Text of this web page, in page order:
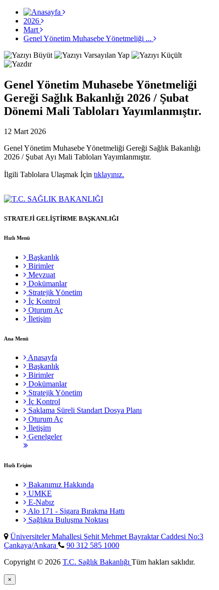
2026
Mart
Genel Yönetim Muhasebe Yönetmeliği ...
Genel Yönetim Muhasebe Yönetmeliği
Gereği Sağlık Bakanlığı 2026 / Şubat
Dönemi Mali Tabloları Yayımlanmıştır.
12 Mart 2026
Genel Yönetim Muhasebe Yönetmeliği Gereği Sağlık Bakanlığı
2026 / Şubat Ayı Mali Tabloları Yayımlanmıştır.
İlgili Tablolara Ulaşmak İçin tıklayınız.
STRATEJİ GELİŞTİRME BAŞKANLIĞI
Hızlı Menü
Başkanlık
Birimler
Mevzuat
Dokümanlar
Stratejik Yönetim
İç Kontrol
Oturum Aç
İletişim
Ana Menü
Anasayfa
Başkanlık
Birimler
Dokümanlar
Stratejik Yönetim
İç Kontrol
Saklama Süreli Standart Dosya Planı
Oturum Aç
İletişim
Genelgeler
Hızlı Erişim
Bakanımız Hakkında
UMKE
E-Nabız
Alo 171 - Sigara Bırakma Hattı
Sağlıkta Buluşma Noktası
Üniversiteler Mahallesi Şehit Mehmet Bayraktar Caddesi No:3
Çankaya/Ankara
90 312 585 1000
Copyright © 2026 T.C. Sağlık Bakanlığı Tüm hakları saklıdır.
×